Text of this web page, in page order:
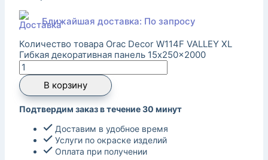
Ближайшая доставка: По запросу
Количество товара Orac Decor W114F VALLEY XL
Гибкая декоративная панель 15x250x2000
В корзину
Подтвердим заказ в течение 30 минут
Доставим в удобное время
Услуги по окраске изделий
Оплата при получении